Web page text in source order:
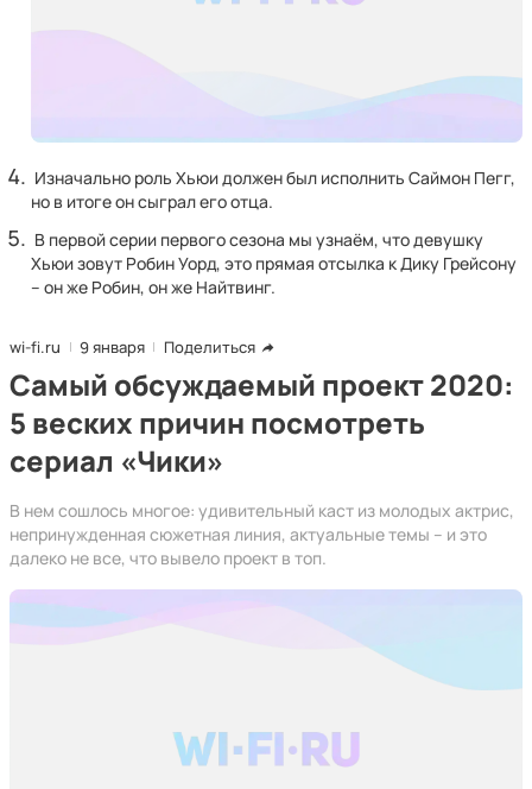
Изначально роль Хьюи должен был исполнить Саймон Пегг,
но в итоге он сыграл его отца.
В первой серии первого сезона мы узнаём, что девушку
Хьюи зовут Робин Уорд, это прямая отсылка к Дику Грейсону
– он же Робин, он же Найтвинг.
wi-fi.ru 9 января Поделиться
Самый обсуждаемый проект 2020:
5 веских причин посмотреть
сериал «Чики»
В нем сошлось многое: удивительный каст из молодых актрис,
непринужденная сюжетная линия, актуальные темы – и это
далеко не все, что вывело проект в топ.